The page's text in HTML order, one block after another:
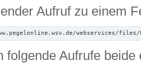
Aufruf zu einem
webservices/files/
folgende Aufrufe beide